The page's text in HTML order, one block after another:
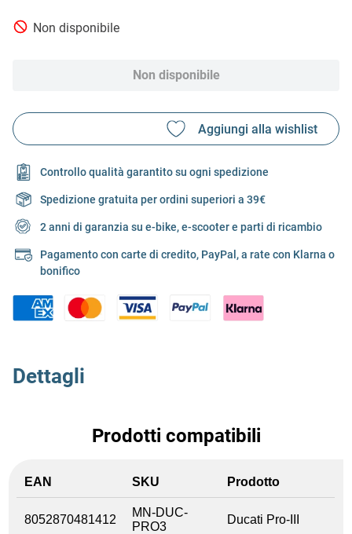
Non disponibile
Non disponibile
Controllo qualità garantito su ogni spedizione
Spedizione gratuita per ordini superiori a 39€
2 anni di garanzia su e-bike, e-scooter e parti di ricambio
Pagamento con carte di credito, PayPal, a rate con Klarna o
bonifico
Dettagli
Prodotti compatibili
EAN SKU Prodotto
8052870481412
MN-DUC-
PRO3
Ducati Pro-III